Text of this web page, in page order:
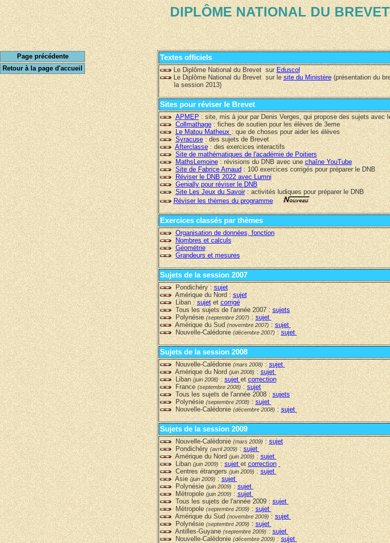
Textes officiels
Le Diplôme National du Brevet surEduscol
Le Diplôme National du Brevet sur lesite du Ministère(présentation du
la session 2013)
Sites pour réviser le Brevet
APMEP: site, mis à jour par Denis Verges, qui propose des sujets avec
Collmathage: fiches de soutien pour les élèves de 3eme
Le Matou Matheux : que de choses pour aider les élèves
Syracuse: des sujets de Brevet
Afterclasse: des exercices interactifs
Site de mathématiques de l'académie de Poitiers
MathsLemoine: révisions du DNB avec unechaîne YouTube
Site de Fabrice Arnaud: 100 exercices corrigés pour préparer le DNB
Réviser le DNB 2022 avec Lumni
Genially pour réviser le DNB
Site Les Jeux du Savoir: activités ludiques pour préparer le DNB
Réviser les thèmes du programme
Exercices classés par thèmes
Organisation de données, fonction
Nombres et calculs
Géométrie
Grandeurs et mesures
Sujets de la session 2007
Pondichéry :sujet
Amérique du Nord :sujet
Liban :sujetetcorrigé
Tous les sujets de l'année 2007 :sujets
Polynésie(septembre 2007):sujet
Amérique du Sud(novembre 2007):sujet
Nouvelle-Calédonie(décembre 2007):sujet
Sujets de la session 2008
Nouvelle-Calédonie(mars 2008):sujet
Amérique du Nord(juin 2008):sujet
Liban(juin 2008):sujet etcorrection
France(septembre 2008):sujet
Tous les sujets de l'année 2008 :sujets
Polynésie(septembre 2008):sujet
Nouvelle-Calédonie(décembre 2008):sujet
Sujets de la session 2009
Nouvelle-Calédonie(mars 2009):sujet
Pondichéry(avril 2009):sujet
Amérique du Nord(juin 2009):sujet
Liban(juin 2009):sujet etcorrection
Centres étrangers(juin 2009):sujet
Asie(juin 2009):sujet
Polynésie(juin 2009):sujet
Métropole(juin 2009):sujet
Tous les sujets de l'année 2009:sujet
Métropole(septembre 2009):sujet
Amérique du Sud(novembre 2009):sujet
Polynésie(septembre 2009):sujet
Antilles-Guyane(septembre 2009):sujet
Nouvelle-Calédonie(décembre 2009):sujet
Page précédente
Retour à la page d'accueil
DIPLÔME NATIONALDU BREVET